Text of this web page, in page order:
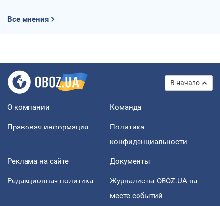
Все мнения
В начало
О компании Команда
Правовая информация
Политика
конфиденциальности
Реклама на сайте Документы
Редакционная политика
Журналисты OBOZ.UA на
месте событий